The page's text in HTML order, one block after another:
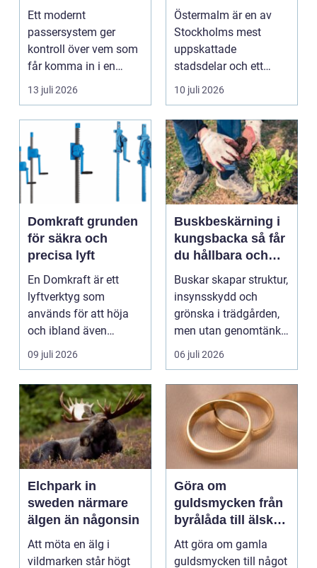
smidigare tillträde
Ett modernt
passersystem ger
kontroll över vem som
får komma in i en
byggnad, när de får
komma in oc...
13 juli 2026
matupplevelser i
en av Stockholms
mest attraktiva
stadsdelar
Östermalm är en av
Stockholms mest
uppskattade
stadsdelar och ett
självklart val f&ou...
10 juli 2026
Domkraft grunden
för säkra och
precisa lyft
En Domkraft är ett
lyftverktyg som
används för att höja
och ibland även
positionera tunga
objekt, so...
09 juli 2026
Buskbeskärning i
kungsbacka så får
du hållbara och
vackra buskar året
runt
Buskar skapar struktur,
insynsskydd och
grönska i trädgården,
men utan genomtänkt
beskärning blir de...
06 juli 2026
Elchpark in
sweden närmare
älgen än någonsin
Att möta en älg i
vildmarken står högt
Göra om
guldsmycken från
byrålåda till älskad
favorit
Att göra om gamla
guldsmycken till något